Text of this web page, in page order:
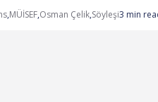
,MÜİSEF,Osman Çelik,Söyleşi3 min